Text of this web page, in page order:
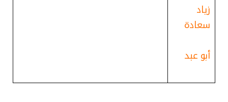
زياد
سعادة
أبو عبد